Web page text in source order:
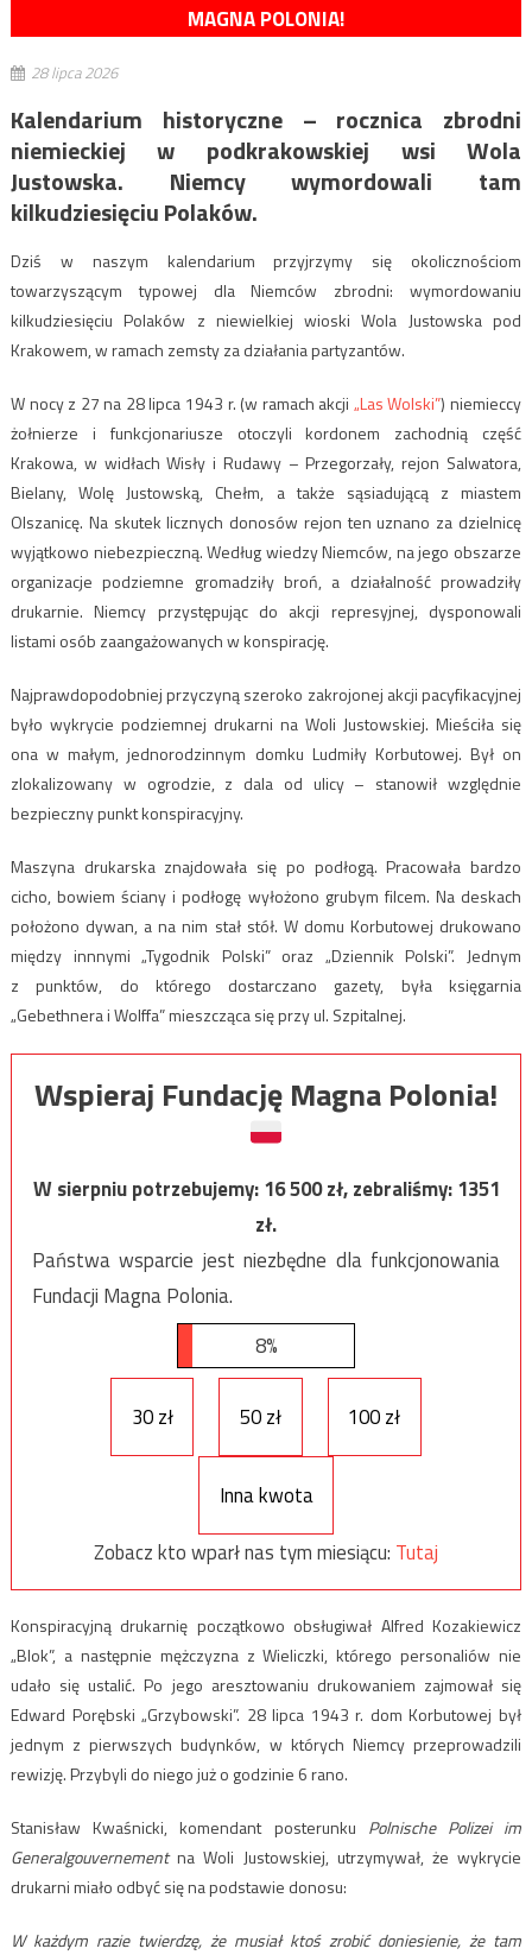
MAGNA POLONIA!
28 lipca 2026
Kalendarium historyczne – rocznica zbrodni
niemieckiej w podkrakowskiej wsi Wola
Justowska. Niemcy wymordowali tam
kilkudziesięciu Polaków.
Dziś w naszym kalendarium przyjrzymy się okolicznościom
towarzyszącym typowej dla Niemców zbrodni: wymordowaniu
kilkudziesięciu Polaków z niewielkiej wioski Wola Justowska pod
Krakowem, w ramach zemsty za działania partyzantów.
W nocy z 27 na 28 lipca 1943 r. (w ramach akcji „Las Wolski”) niemieccy
żołnierze i funkcjonariusze otoczyli kordonem zachodnią część
Krakowa, w widłach Wisły i Rudawy – Przegorzały, rejon Salwatora,
Bielany, Wolę Justowską, Chełm, a także sąsiadującą z miastem
Olszanicę. Na skutek licznych donosów rejon ten uznano za dzielnicę
wyjątkowo niebezpieczną. Według wiedzy Niemców, na jego obszarze
organizacje podziemne gromadziły broń, a działalność prowadziły
drukarnie. Niemcy przystępując do akcji represyjnej, dysponowali
listami osób zaangażowanych w konspirację.
Najprawdopodobniej przyczyną szeroko zakrojonej akcji pacyfikacyjnej
było wykrycie podziemnej drukarni na Woli Justowskiej. Mieściła się
ona w małym, jednorodzinnym domku Ludmiły Korbutowej. Był on
zlokalizowany w ogrodzie, z dala od ulicy – stanowił względnie
bezpieczny punkt konspiracyjny.
Maszyna drukarska znajdowała się po podłogą. Pracowała bardzo
cicho, bowiem ściany i podłogę wyłożono grubym filcem. Na deskach
położono dywan, a na nim stał stół. W domu Korbutowej drukowano
między innnymi „Tygodnik Polski” oraz „Dziennik Polski”. Jednym
z punktów, do którego dostarczano gazety, była księgarnia
„Gebethnera i Wolffa” mieszcząca się przy ul. Szpitalnej.
Wspieraj Fundację Magna Polonia!
W sierpniu potrzebujemy:16 500zł, zebraliśmy:1351
zł.
Państwa wsparcie jest niezbędne dla funkcjonowania
Fundacji Magna Polonia.
8%
30 zł 50 zł 100 zł
Inna kwota
Zobacz kto wparł nas tym miesiącu: Tutaj
Konspiracyjną drukarnię początkowo obsługiwał Alfred Kozakiewicz
„Blok”, a następnie mężczyzna z Wieliczki, którego personaliów nie
udało się ustalić. Po jego aresztowaniu drukowaniem zajmował się
Edward Porębski „Grzybowski”. 28 lipca 1943 r. dom Korbutowej był
jednym z pierwszych budynków, w których Niemcy przeprowadzili
rewizję. Przybyli do niego już o godzinie 6 rano.
Stanisław Kwaśnicki, komendant posterunku Polnische Polizei im
Generalgouvernementna Woli Justowskiej, utrzymywał, że wykrycie
drukarni miało odbyć się na podstawie donosu:
W każdym razie twierdzę, że musiał ktoś zrobić doniesienie, że tam